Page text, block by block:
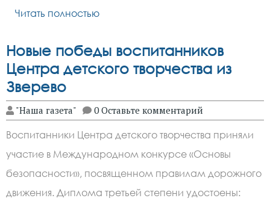
Читать полностью
Новые победы воспитанников
Центра детского творчества из
Зверево
"Наша газета" 0 Оставьте комментарий
Воспитанники Центра детского творчества приняли
участие в Международном конкурсе «Основы
безопасности», посвященном правилам дорожного
движения. Диплома третьей степени удостоены: